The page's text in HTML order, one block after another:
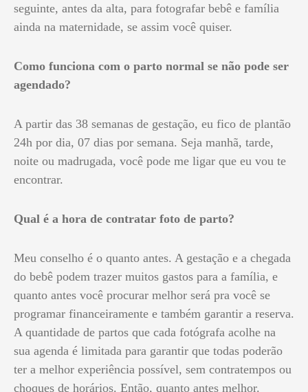
seguinte, antes da alta, para fotografar bebê e família
ainda na maternidade, se assim você quiser.
Como funciona com o parto normal se não pode ser
agendado?
A partir das 38 semanas de gestação, eu fico de plantão
24h por dia, 07 dias por semana. Seja manhã, tarde,
noite ou madrugada, você pode me ligar que eu vou te
encontrar.
Qual é a hora de contratar foto de parto?
Meu conselho é o quanto antes. A gestação e a chegada
do bebê podem trazer muitos gastos para a família, e
quanto antes você procurar melhor será pra você se
programar financeiramente e também garantir a reserva.
A quantidade de partos que cada fotógrafa acolhe na
sua agenda é limitada para garantir que todas poderão
ter a melhor experiência possível, sem contratempos ou
choques de horários. Então, quanto antes melhor.